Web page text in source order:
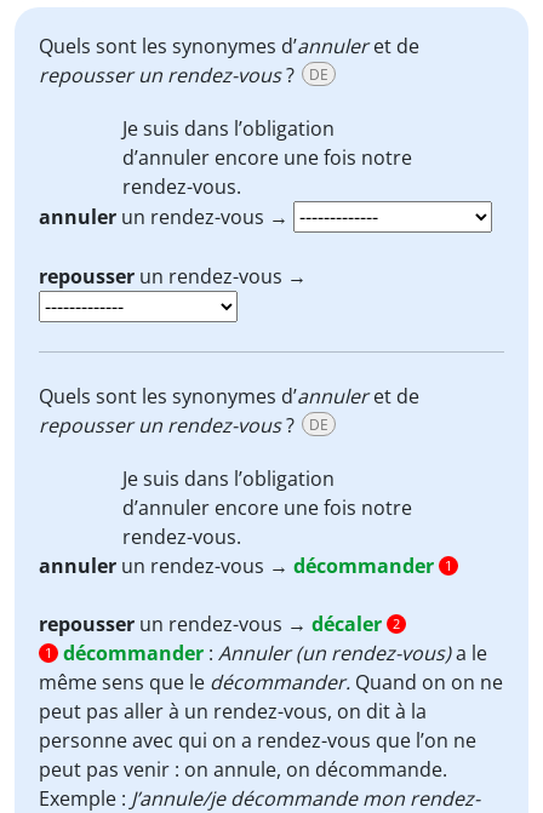
Quels sont les synonymes d’annuleret de
repousserun rendez-vous? DE
Je suis dans l’obligation
d’annuler encore une fois notre
rendez-vous.
annuler un rendez-vous →
repousser un rendez-vous →
Quels sont les synonymes d’annuleret de
repousserun rendez-vous? DE
Je suis dans l’obligation
d’annuler encore une fois notre
rendez-vous.
annuler un rendez-vous → décommander 1
repousser un rendez-vous → décaler 2
1
décommander : Annuler (un rendez-vous)a le
même sens que le décommander. Quand on on ne
peut pas aller à un rendez-vous, on dit à la
personne avec qui on a rendez-vous que l’on ne
peut pas venir : on annule, on décommande.
Exemple : J’annule/je décommande mon rendez-